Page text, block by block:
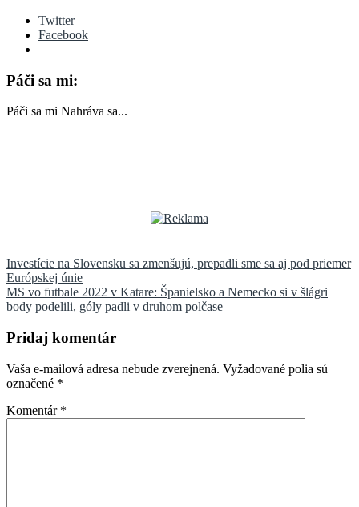
Twitter
Facebook
Páči sa mi:
Páči sa mi Nahráva sa...
Navigácia
v
článku
Investície na Slovensku sa zmenšujú, prepadli sme sa aj pod priemer
Európskej únie
MS vo futbale 2022 v Katare: Španielsko a Nemecko si v šlágri
body podelili, góly padli v druhom polčase
Pridaj komentár
Vaša e-mailová adresa nebude zverejnená. Vyžadované polia sú
označené *
Komentár *